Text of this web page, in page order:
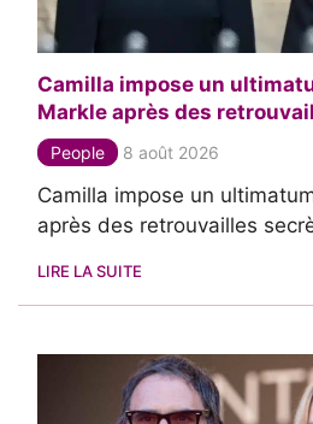
Camilla impose un
Markle après des
People 8 août 2026
Camilla impose un
après des retrouvailles
LIRE LA SUITE